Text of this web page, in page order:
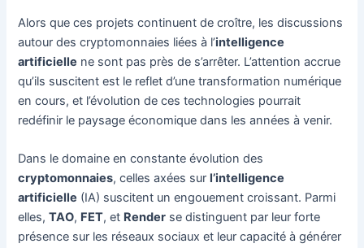
Alors que ces projets continuent de croître, les discussions
autour des cryptomonnaies liées à l’intelligence
artificielle ne sont pas près de s’arrêter. L’attention accrue
qu’ils suscitent est le reflet d’une transformation numérique
en cours, et l’évolution de ces technologies pourrait
redéfinir le paysage économique dans les années à venir.
Dans le domaine en constante évolution des
cryptomonnaies, celles axées sur l’intelligence
artificielle (IA) suscitent un engouement croissant. Parmi
elles,TAO, FET, et Render se distinguent par leur forte
présence sur les réseaux sociaux et leur capacité à générer